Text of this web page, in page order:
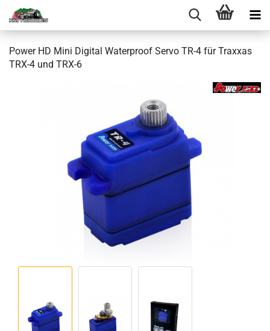
Power HD Mini Digital Waterproof Servo TR-4 für Traxxas
TRX-4 und TRX-6